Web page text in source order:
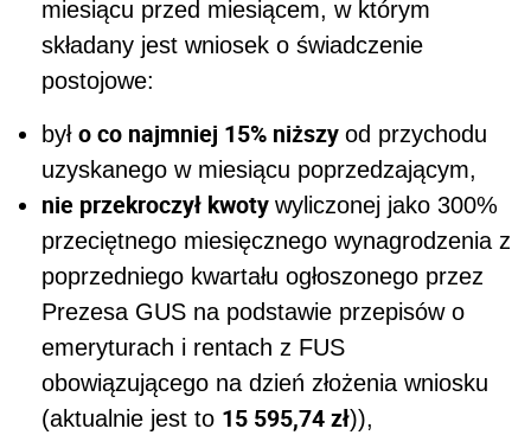
miesiącu przed miesiącem, w którym
składany jest wniosek o świadczenie
postojowe:
był o co najmniej 15% niższy od przychodu
uzyskanego w miesiącu poprzedzającym,
nie przekroczył kwoty wyliczonej jako 300%
przeciętnego miesięcznego wynagrodzenia z
poprzedniego kwartału ogłoszonego przez
Prezesa GUS na podstawie przepisów o
emeryturach i rentach z FUS
obowiązującego na dzień złożenia wniosku
(aktualnie jest to 15 595,74 zł)),